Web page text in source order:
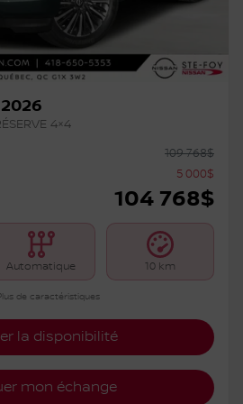
4×4
109 768$
5 000$
104 768$
Automatique 10 km
de caractéristiques
la disponibilité
mon échange